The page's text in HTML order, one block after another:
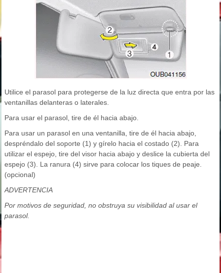
Utilice el parasol para protegerse de la luz directa que entra por las
ventanillas delanteras o laterales.
Para usar el parasol, tire de él hacia abajo.
Para usar un parasol en una ventanilla, tire de él hacia abajo,
despréndalo del soporte (1) y gírelo hacia el costado (2). Para
utilizar el espejo, tire del visor hacia abajo y deslice la cubierta del
espejo (3). La ranura (4) sirve para colocar los tiques de peaje.
(opcional)
ADVERTENCIA
Por motivos de seguridad, no obstruya su visibilidad al usar el
parasol.